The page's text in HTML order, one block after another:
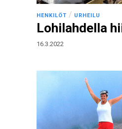
HENKILÖT / URHEILU
Lohilahdella
16.3.2022